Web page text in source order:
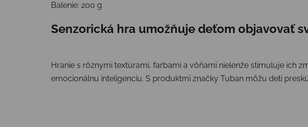
Balenie: 200 g
Senzorická hra umožňuje deťom objavovať
Hranie s rôznymi textúrami, farbami a vôňami nielenže stimuluje ich
emocionálnu inteligenciu. S produktmi značky Tuban môžu deti